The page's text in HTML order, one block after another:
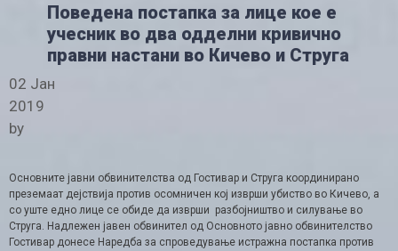
Поведена постапка за лице кое е
учесник во два одделни кривично
правни настани во Кичево и Струга
02 Јан
2019
by
Основните јавни обвинителства од Гостивар и Струга координирано
преземаат дејствија против осомничен кој изврши убиство во Кичево, а
со уште едно лице се обиде да изврши разбојништво и силување во
Струга. Надлежен јавен обвинител од Основното јавно обвинителство
Гостивар донесе Наредба за спроведување истражна постапка против